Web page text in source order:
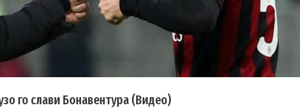
го слави Бонавентура (Видео)